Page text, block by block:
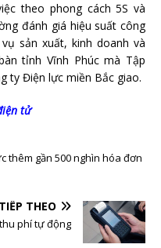
theo phong cách 5S và
đánh giá hiệu suất công
sản xuất, kinh doanh và
tỉnh Vĩnh Phúc mà Tập
ty Điện lực miền Bắc giao.
tử
thêm gần 500 nghìn hóa đơn
TIẾP THEO
phí tự động